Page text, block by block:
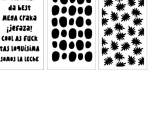
AÑADIR AL CARRITO / DETALLES